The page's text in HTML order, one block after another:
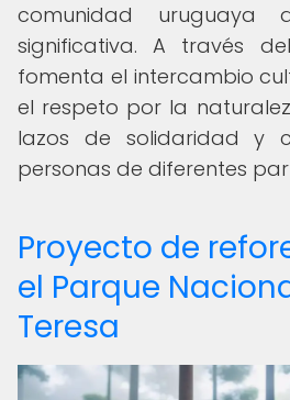
comunidad uruguaya
significativa. A través
fomenta el intercambio
el respeto por la
lazos de solidaridad y
personas de diferentes
Proyecto de
el Parque
Teresa